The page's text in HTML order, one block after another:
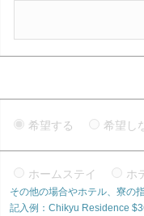
希望する 希望
ホームステイ ホ
その他の場合やホテル、寮の
記入例：Chikyu Residence